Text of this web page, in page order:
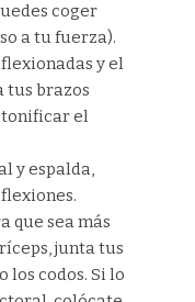
coger
a tu fuerza).
y el
tus brazos
tonificar el
y espalda,
que sea más
junta tus
los codos. Si lo